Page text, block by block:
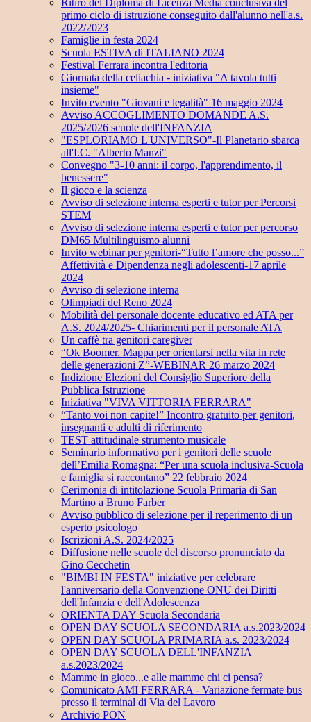
Ritiro del Diploma di Licenza Media conclusiva del
primo ciclo di istruzione conseguito dall'alunno nell'a.s.
2022/2023
Famiglie in festa 2024
Scuola ESTIVA di ITALIANO 2024
Festival Ferrara incontra l'editoria
Giornata della celiachia - iniziativa "A tavola tutti
insieme"
Invito evento "Giovani e legalità" 16 maggio 2024
Avviso ACCOGLIMENTO DOMANDE A.S.
2025/2026 scuole dell'INFANZIA
"ESPLORIAMO L'UNIVERSO"-Il Planetario sbarca
all'I.C. "Alberto Manzi"
Convegno "3-10 anni: il corpo, l'apprendimento, il
benessere"
Il gioco e la scienza
Avviso di selezione interna esperti e tutor per Percorsi
STEM
Avviso di selezione interna esperti e tutor per percorso
DM65 Multilinguismo alunni
Invito webinar per genitori-“Tutto l’amore che posso...”
Affettività e Dipendenza negli adolescenti-17 aprile
2024
Avviso di selezione interna
Olimpiadi del Reno 2024
Mobilità del personale docente educativo ed ATA per
A.S. 2024/2025- Chiarimenti per il personale ATA
Un caffè tra genitori caregiver
“Ok Boomer. Mappa per orientarsi nella vita in rete
delle generazioni Z”-WEBINAR 26 marzo 2024
Indizione Elezioni del Consiglio Superiore della
Pubblica Istruzione
Iniziativa "VIVA VITTORIA FERRARA"
“Tanto voi non capite!” Incontro gratuito per genitori,
insegnanti e adulti di riferimento
TEST attitudinale strumento musicale
Seminario informativo per i genitori delle scuole
dell’Emilia Romagna: “Per una scuola inclusiva-Scuola
e famiglia si raccontano” 22 febbraio 2024
Cerimonia di intitolazione Scuola Primaria di San
Martino a Bruno Farber
Avviso pubblico di selezione per il reperimento di un
esperto psicologo
Iscrizioni A.S. 2024/2025
Diffusione nelle scuole del discorso pronunciato da
Gino Cecchetin
"BIMBI IN FESTA" iniziative per celebrare
l'anniversario della Convenzione ONU dei Diritti
dell'Infanzia e dell'Adolescenza
ORIENTA DAY Scuola Secondaria
OPEN DAY SCUOLA SECONDARIA a.s.2023/2024
OPEN DAY SCUOLA PRIMARIA a.s. 2023/2024
OPEN DAY SCUOLA DELL'INFANZIA
a.s.2023/2024
Mamme in gioco...e alle mamme chi ci pensa?
Comunicato AMI FERRARA - Variazione fermate bus
presso il terminal di Via del Lavoro
Archivio PON